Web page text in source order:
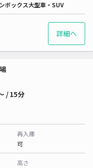
ボックス大型車・SUV
詳細へ
/ 15分
再入庫
可
高さ